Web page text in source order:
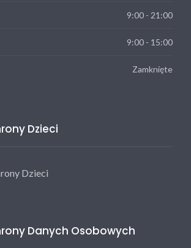
9:00 - 21:00
9:00 - 15:00
Zamknięte
Dzieci
Dzieci
Danych Osobowych